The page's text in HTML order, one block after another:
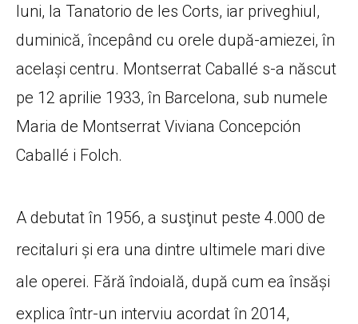
luni, la Tanatorio de les Corts, iar priveghiul,
duminică, începând cu orele după-amiezei, în
acelaşi centru. Montserrat Caballé s-a născut
pe 12 aprilie 1933, în Barcelona, sub numele
Maria de Montserrat Viviana Concepción
Caballé i Folch.
A debutat în 1956, a susţinut peste 4.000 de
recitaluri şi era una dintre ultimele mari dive
ale operei. Fără îndoială, după cum ea însăşi
explica într-un interviu acordat în 2014,